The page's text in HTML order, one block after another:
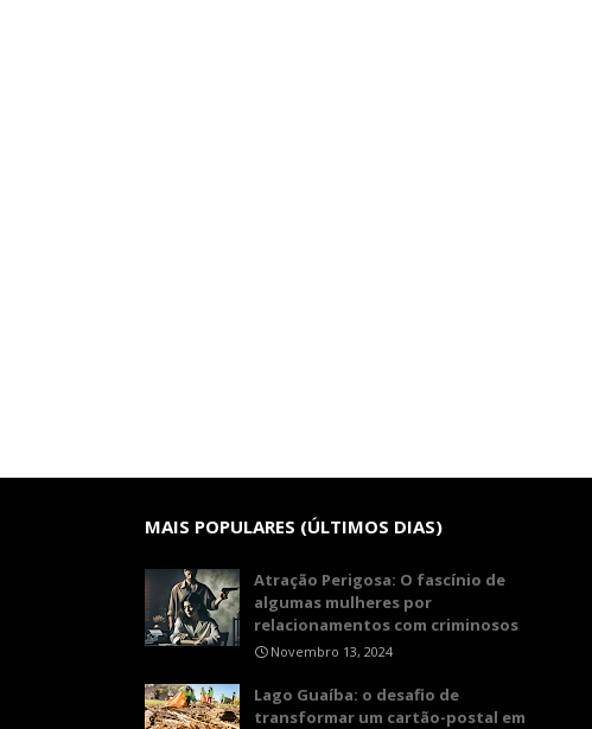
MAIS POPULARES (ÚLTIMOS DIAS)
Atração Perigosa: O fascínio de
algumas mulheres por
relacionamentos com criminosos
Novembro 13, 2024
Lago Guaíba: o desafio de
transformar um cartão-postal em